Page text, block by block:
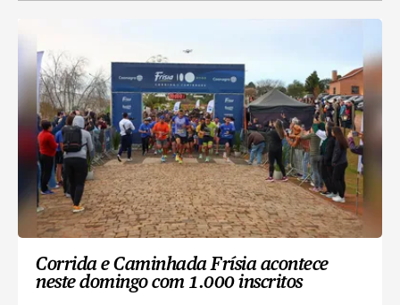
Corrida e Caminhada Frísia acontece
neste domingo com 1.000 inscritos